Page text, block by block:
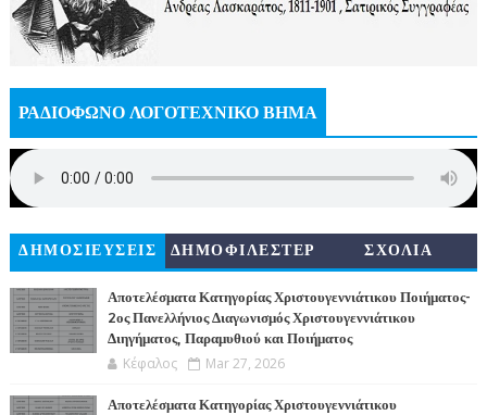
ΡΑΔΙΟΦΩΝΟ ΛΟΓΟΤΕΧΝΙΚΟ ΒΗΜΑ
ΔΗΜΟΣΙΕΥΣΕΙΣ
ΔΗΜΟΦΙΛΕΣΤΕΡ
ΣΧΟΛΙΑ
Αποτελέσματα Κατηγορίας Χριστουγεννιάτικου Ποιήματος-
2ος Πανελλήνιος Διαγωνισμός Χριστουγεννιάτικου
Διηγήματος, Παραμυθιού και Ποιήματος
Κέφαλος Mar 27, 2026
Αποτελέσματα Κατηγορίας Χριστουγεννιάτικου